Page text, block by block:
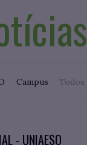
Campus
- UNIAESO